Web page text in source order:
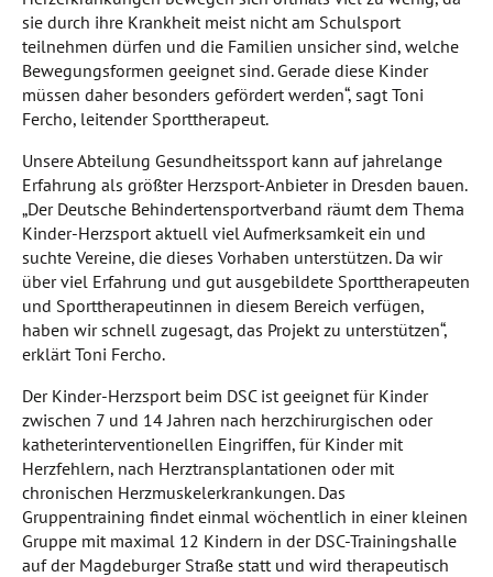
sie durch ihre Krankheit meist nicht am Schulsport
teilnehmen dürfen und die Familien unsicher sind, welche
Bewegungsformen geeignet sind. Gerade diese Kinder
müssen daher besonders gefördert werden“, sagt Toni
Fercho, leitender Sporttherapeut.
Unsere Abteilung Gesundheitssport kann auf jahrelange
Erfahrung als größter Herzsport-Anbieter in Dresden bauen.
„Der Deutsche Behindertensportverband räumt dem Thema
Kinder-Herzsport aktuell viel Aufmerksamkeit ein und
suchte Vereine, die dieses Vorhaben unterstützen. Da wir
über viel Erfahrung und gut ausgebildete Sporttherapeuten
und Sporttherapeutinnen in diesem Bereich verfügen,
haben wir schnell zugesagt, das Projekt zu unterstützen“,
erklärt Toni Fercho.
Der Kinder-Herzsport beim DSC ist geeignet für Kinder
zwischen 7 und 14 Jahren nach herzchirurgischen oder
katheterinterventionellen Eingriffen, für Kinder mit
Herzfehlern, nach Herztransplantationen oder mit
chronischen Herzmuskelerkrankungen. Das
Gruppentraining findet einmal wöchentlich in einer kleinen
Gruppe mit maximal 12 Kindern in der DSC-Trainingshalle
auf der Magdeburger Straße statt und wird therapeutisch